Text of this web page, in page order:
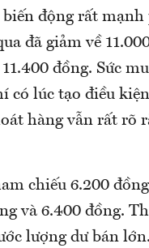
động rất mạnh
đã giảm về
đồng. Sức
có lúc tạo điều
hàng vẫn rất rõ
chiếu 6.200
và 6.400 đồng.
lượng dư bán